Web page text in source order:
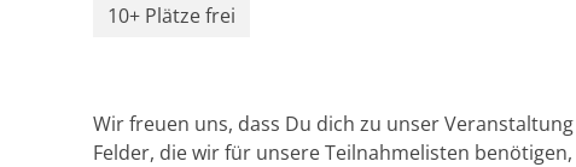
10+ Plätze frei
Wir freuen uns, dass Du dich zu unser Veranstaltung
Felder, die wir für unsere Teilnahmelisten benötigen,